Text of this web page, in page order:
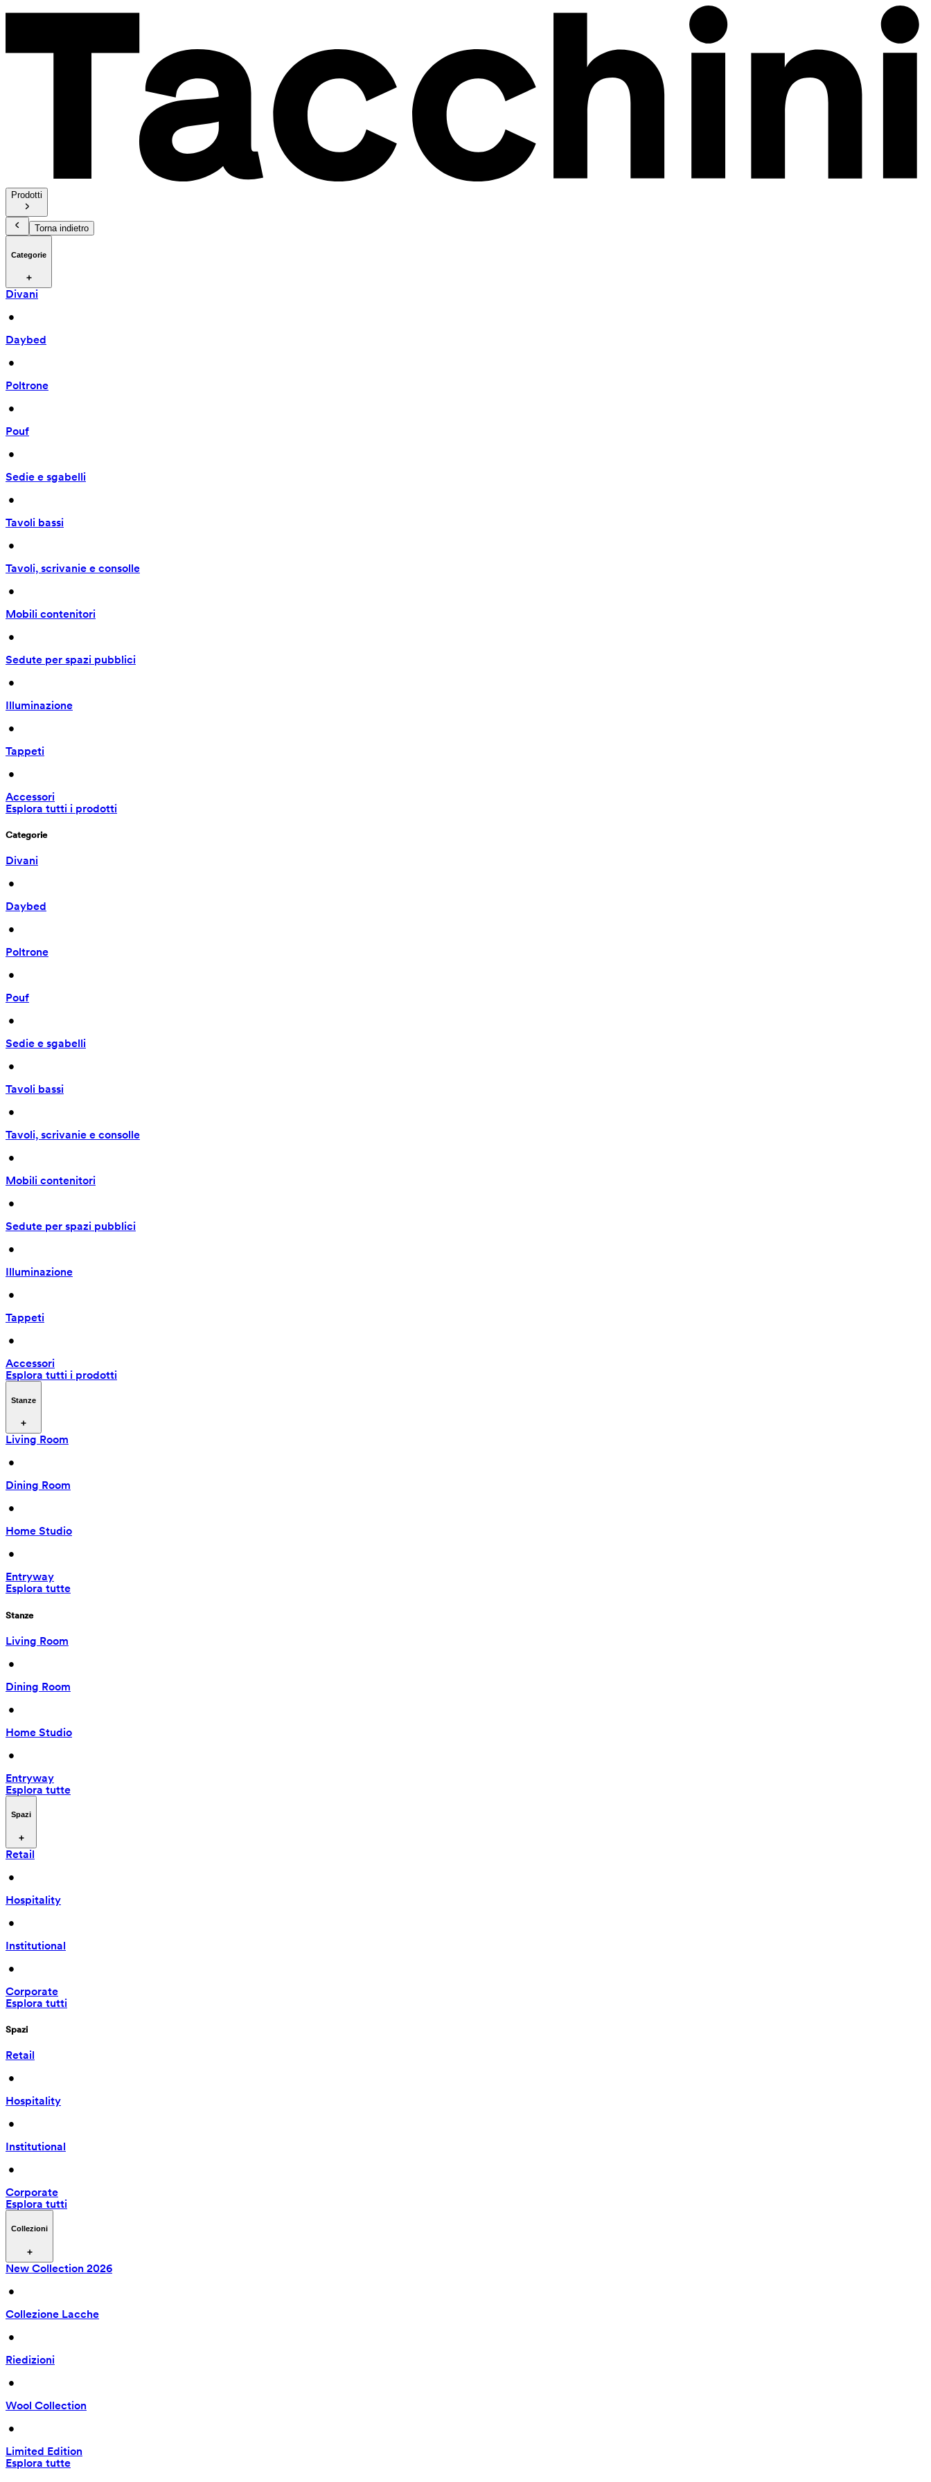
Prodotti
Torna indietro
Categorie
Divani
•
Daybed
•
Poltrone
•
Pouf
•
Sedie e sgabelli
•
Tavoli bassi
•
Tavoli, scrivanie e consolle
•
Mobili contenitori
•
Sedute per spazi pubblici
•
Illuminazione
•
Tappeti
•
Accessori
Esplora tutti i prodotti
Categorie
Divani
•
Daybed
•
Poltrone
•
Pouf
•
Sedie e sgabelli
•
Tavoli bassi
•
Tavoli, scrivanie e consolle
•
Mobili contenitori
•
Sedute per spazi pubblici
•
Illuminazione
•
Tappeti
•
Accessori
Esplora tutti i prodotti
Stanze
Living Room
•
Dining Room
•
Home Studio
•
Entryway
Esplora tutte
Stanze
Living Room
•
Dining Room
•
Home Studio
•
Entryway
Esplora tutte
Spazi
Retail
•
Hospitality
•
Institutional
•
Corporate
Esplora tutti
Spazi
Retail
•
Hospitality
•
Institutional
•
Corporate
Esplora tutti
Collezioni
New Collection 2026
•
Collezione Lacche
•
Riedizioni
•
Wool Collection
•
Limited Edition
Esplora tutte